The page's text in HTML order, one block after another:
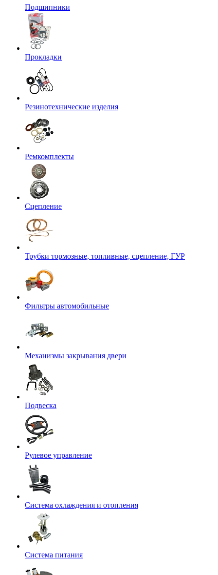
Подшипники
Прокладки
Резинотехнические изделия
Ремкомплекты
Сцепление
Трубки тормозные, топливные, сцепление, ГУР
Фильтры автомобильные
Механизмы закрывания двери
Подвеска
Рулевое управление
Система охлаждения и отопления
Система питания